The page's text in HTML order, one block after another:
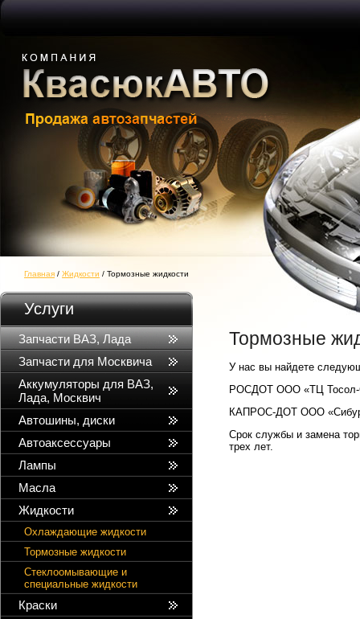
Главная / Жидкости / Тормозные жидкости
Услуги
Запчасти ВАЗ, Лада
Запчасти для Москвича
Аккумуляторы для ВАЗ,
Лада, Москвич
Автошины, диски
Автоаксессуары
Лампы
Масла
Жидкости
Охлаждающие жидкости
Тормозные жидкости
Стеклоомывающие и
специальные жидкости
Краски
Тормозные
У нас вы найдете
РОСДОТ ООО «ТЦ
КАПРОС-ДОТ ООО
Срок службы и замена
трех лет.